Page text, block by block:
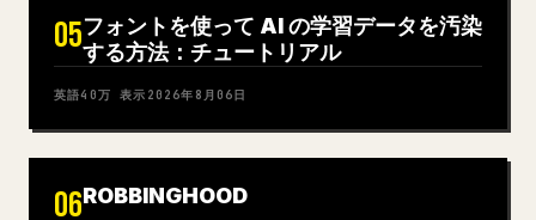
05フォントを使って AI の学習データを汚染
する方法：チュートリアル
英語40万 表示 2026年8月06日
06ROBBINGHOOD